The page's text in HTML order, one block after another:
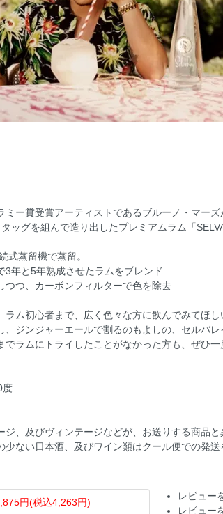
ミー賞受賞アーティストであるブルーノ・マー
ッグを組んで造り出したプレミアムラム「
式蒸留機で蒸留。
3年と5年熟成させたラムをブレンド
つつ、カーボンフィルターで色を除去
ラム初心者まで、広く色々な方に飲んでみてほし
、ジンジャーエールで割るのもよしの、セルバレ
でラムにトライしたことがなかった方も、ぜひ一
度
、及びヴィンテージなどが、お送りする商品と
ない日本酒、及びワイン類はクール便での発送
円(税込4,263円)
レビュー
レビュー